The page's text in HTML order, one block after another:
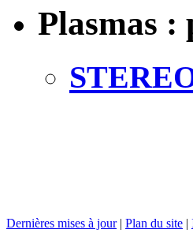
Plasmas :
Dernières mises à jour| Plan du site